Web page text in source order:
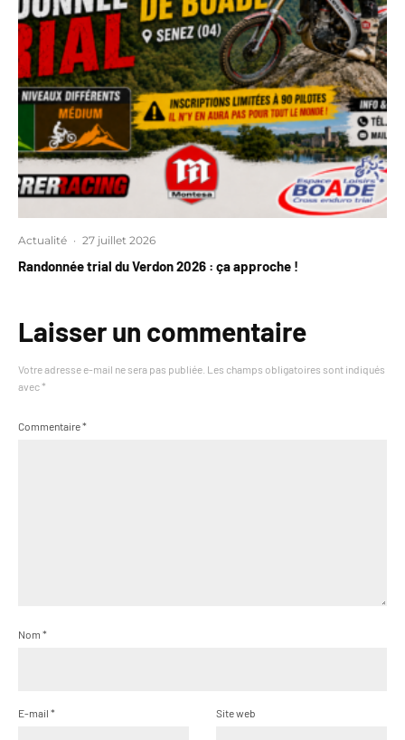
Actualité · 27 juillet 2026
Randonnée trial du Verdon 2026 : ça approche !
Laisser un commentaire
Votre adresse e-mail ne sera pas publiée. Les champs obligatoires sont indiqués
avec *
Commentaire*
Nom *
E-mail * Site web